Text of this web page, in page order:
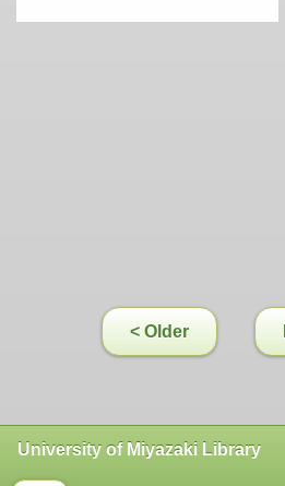
< Older
University of Miyazaki Library